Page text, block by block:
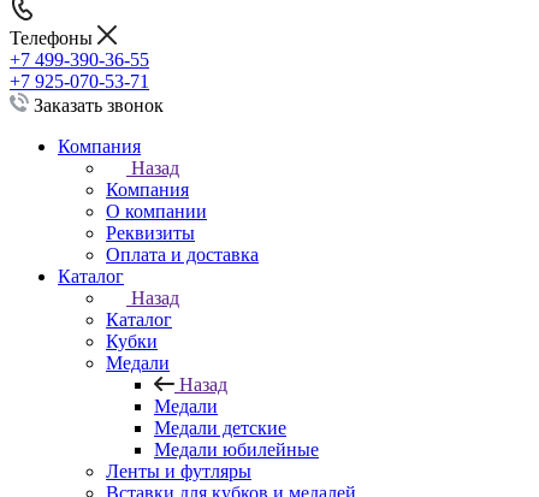
Телефоны
+7 499-390-36-55
+7 925-070-53-71
Заказать звонок
Компания
Назад
Компания
О компании
Реквизиты
Оплата и доставка
Каталог
Назад
Каталог
Кубки
Медали
Назад
Медали
Медали детские
Медали юбилейные
Ленты и футляры
Вставки для кубков и медалей